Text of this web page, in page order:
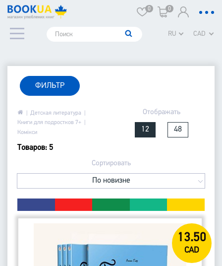
0 0
RU CAD
ФИЛЬТР
Детская литература
Книги для подростков 7+
Комікси
Товаров: 5
Отображать
12 48
Сортировать
По новизне
13.50
CAD